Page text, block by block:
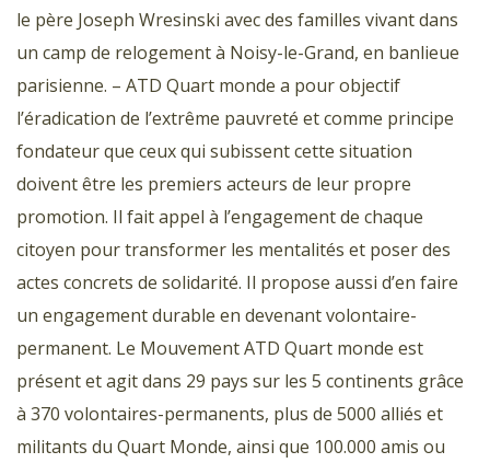
le père Joseph Wresinski avec des familles vivant dans
un camp de relogement à Noisy-le-Grand, en banlieue
parisienne. – ATD Quart monde a pour objectif
l’éradication de l’extrême pauvreté et comme principe
fondateur que ceux qui subissent cette situation
doivent être les premiers acteurs de leur propre
promotion. Il fait appel à l’engagement de chaque
citoyen pour transformer les mentalités et poser des
actes concrets de solidarité. Il propose aussi d’en faire
un engagement durable en devenant volontaire-
permanent. Le Mouvement ATD Quart monde est
présent et agit dans 29 pays sur les 5 continents grâce
à 370 volontaires-permanents, plus de 5000 alliés et
militants du Quart Monde, ainsi que 100.000 amis ou